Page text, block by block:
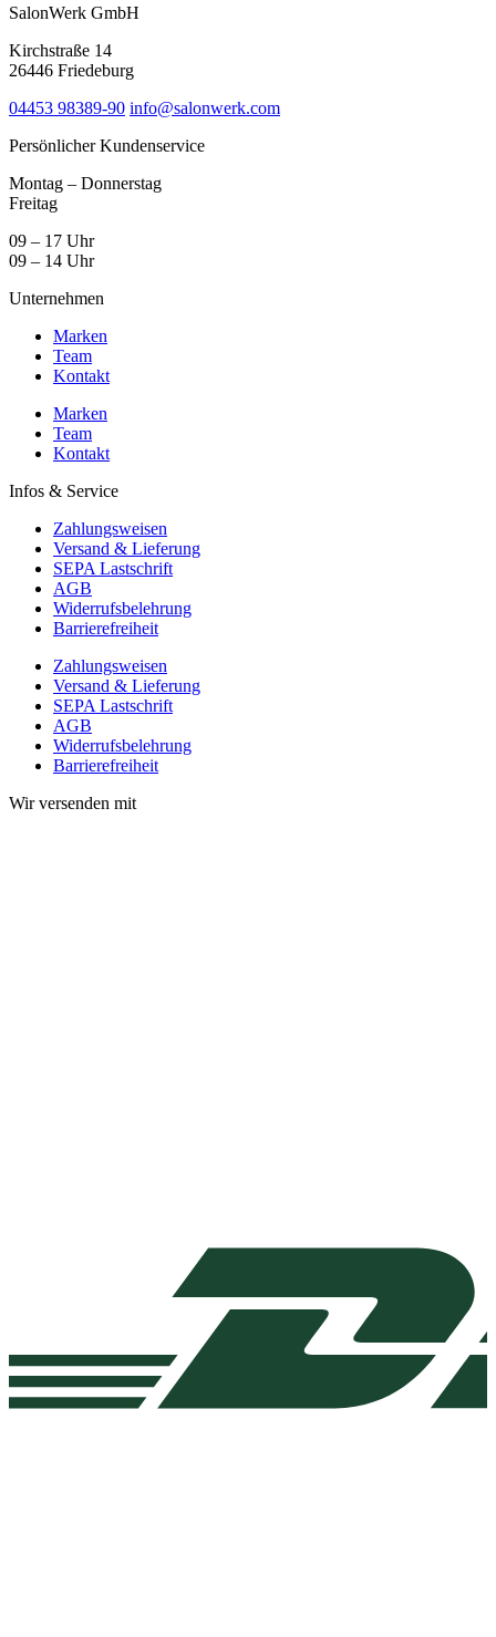
SalonWerk GmbH
Kirchstraße 14
26446 Friedeburg
04453 98389-90 info@salonwerk.com
Persönlicher Kundenservice
Montag – Donnerstag
Freitag
09 – 17 Uhr
09 – 14 Uhr
Unternehmen
Marken
Team
Kontakt
Marken
Team
Kontakt
Infos & Service
Zahlungsweisen
Versand & Lieferung
SEPA Lastschrift
AGB
Widerrufsbelehrung
Barrierefreiheit
Zahlungsweisen
Versand & Lieferung
SEPA Lastschrift
AGB
Widerrufsbelehrung
Barrierefreiheit
Wir versenden mit